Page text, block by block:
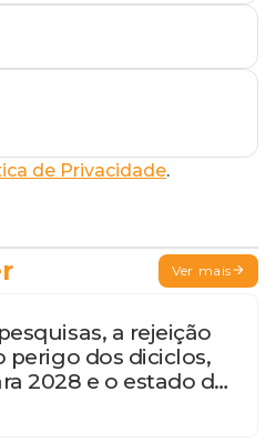
de Privacidade.
Ver mais
a rejeição
perigo dos diciclos,
2028 e o estado de